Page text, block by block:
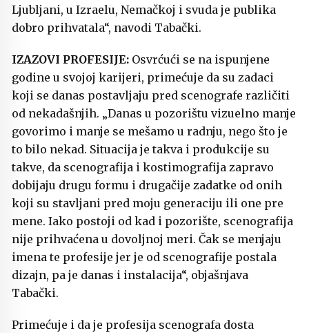
Ljubljani, u Izraelu, Nemačkoj i svuda je publika
dobro prihvatala“, navodi Tabački.
IZAZOVI PROFESIJE: Osvrćući se na ispunjene
godine u svojoj karijeri, primećuje da su zadaci
koji se danas postavljaju pred scenografe različiti
od nekadašnjih. „Danas u pozorištu vizuelno manje
govorimo i manje se mešamo u radnju, nego što je
to bilo nekad. Situacija je takva i produkcije su
takve, da scenografija i kostimografija zapravo
dobijaju drugu formu i drugačije zadatke od onih
koji su stavljani pred moju generaciju ili one pre
mene. Iako postoji od kad i pozorište, scenografija
nije prihvaćena u dovoljnoj meri. Čak se menjaju
imena te profesije jer je od scenografije postala
dizajn, pa je danas i instalacija“, objašnjava
Tabački.
Primećuje i da je profesija scenografa dosta